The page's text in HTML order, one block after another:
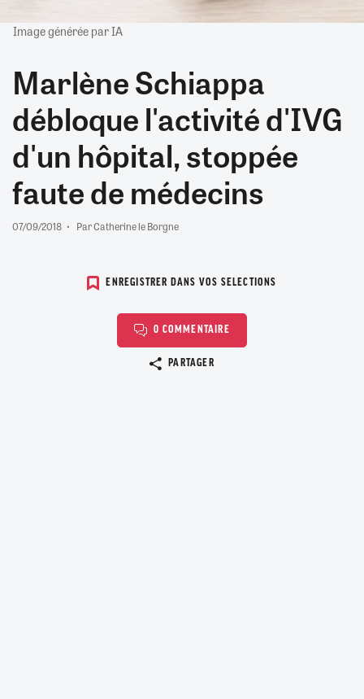
Image générée par IA
Marlène Schiappa
débloque l'activité d'IVG
d'un hôpital, stoppée
faute de médecins
07/09/2018 Par Catherine le Borgne
ENREGISTRER DANS VOS SELECTIONS
0 COMMENTAIRE
PARTAGER